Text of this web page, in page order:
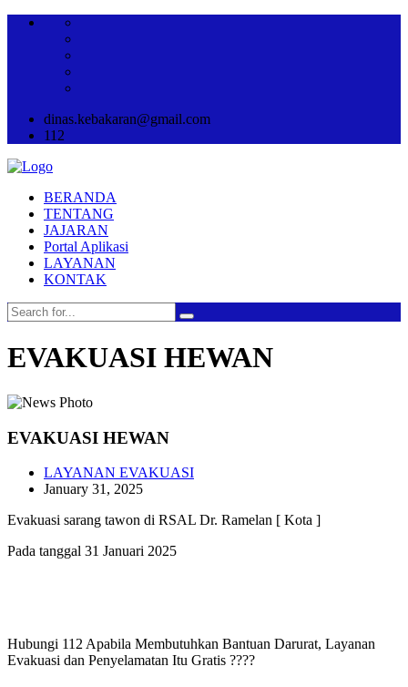
dinas.kebakaran@gmail.com
112
BERANDA
TENTANG
JAJARAN
Portal Aplikasi
LAYANAN
KONTAK
EVAKUASI HEWAN
EVAKUASI HEWAN
LAYANAN EVAKUASI
January 31, 2025
Evakuasi sarang tawon di RSAL Dr. Ramelan [ Kota ]
Pada tanggal 31 Januari 2025
Hubungi 112 Apabila Membutuhkan Bantuan Darurat, Layanan
Evakuasi dan Penyelamatan Itu Gratis ????